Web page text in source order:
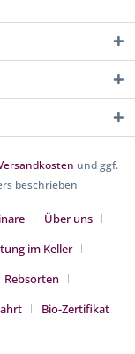
und ggf.
beschrieben
Über uns
im Keller
Rebsorten
Bio-Zertifikat